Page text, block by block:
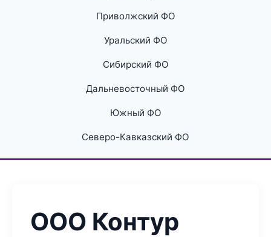
Приволжский ФО
Уральский ФО
Сибирский ФО
Дальневосточный ФО
Южный ФО
Северо-Кавказский ФО
ООО Контур